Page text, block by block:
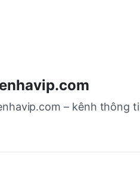
– kênh thông